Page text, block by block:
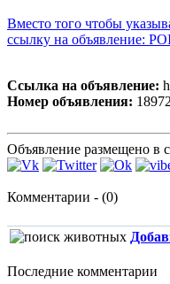
Вместо того чтобы
ссылку на объявление:
Ссылка на объявление:
Номер объявления:
Объявление размещено в
Комментарии - (0)
Последние комментарии